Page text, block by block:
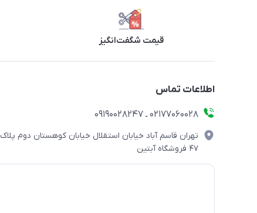
قیمت شگفت‌انگیز
اطلاعات تماس
۰۲۱۷۷۰۶۰۰۲۸ ـ ۰۹۱۹۰۰۲۸۲۴۷
تهران قاسم آباد خیابان استقلال خیابان کوهستان دوم پلاک
۴۷ فروشگاه آبتین